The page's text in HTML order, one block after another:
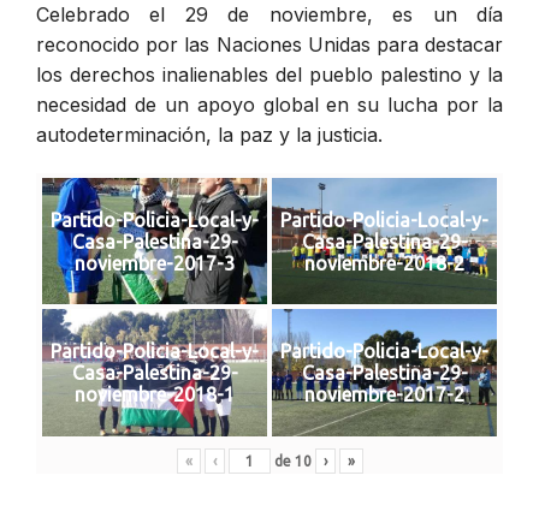
Celebrado el 29 de noviembre, es un día
reconocido por las Naciones Unidas para destacar
los derechos inalienables del pueblo palestino y la
necesidad de un apoyo global en su lucha por la
autodeterminación, la paz y la justicia.
Partido-Policia-Local-y-
Casa-Palestina-29-
noviembre-2017-3
Partido-Policia-Local-y-
Casa-Palestina-29-
noviembre-2018-2
Partido-Policia-Local-y-
Casa-Palestina-29-
noviembre-2018-1
Partido-Policia-Local-y-
Casa-Palestina-29-
noviembre-2017-2
« ‹ de 10 › »